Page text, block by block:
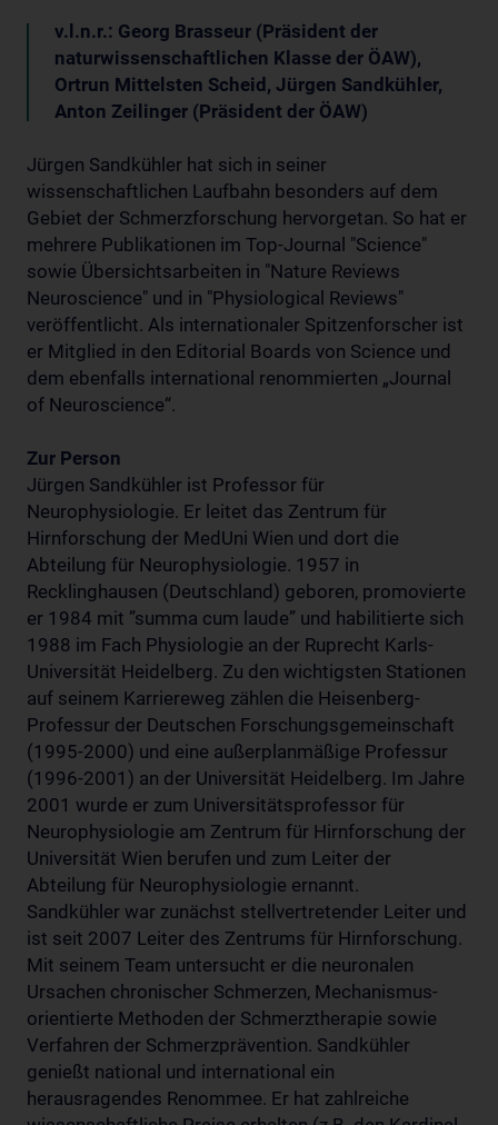
v.l.n.r.: Georg Brasseur (Präsident der
naturwissenschaftlichen Klasse der ÖAW),
Ortrun Mittelsten Scheid, Jürgen Sandkühler,
Anton Zeilinger (Präsident der ÖAW)
Jürgen Sandkühler hat sich in seiner
wissenschaftlichen Laufbahn besonders auf dem
Gebiet der Schmerzforschung hervorgetan. So hat er
mehrere Publikationen im Top-Journal "Science"
sowie Übersichtsarbeiten in "Nature Reviews
Neuroscience" und in "Physiological Reviews"
veröffentlicht. Als internationaler Spitzenforscher ist
er Mitglied in den Editorial Boards von Science und
dem ebenfalls international renommierten „Journal
of Neuroscience“.
Zur Person
Jürgen Sandkühler ist Professor für
Neurophysiologie. Er leitet das Zentrum für
Hirnforschung der MedUni Wien und dort die
Abteilung für Neurophysiologie. 1957 in
Recklinghausen (Deutschland) geboren, promovierte
er 1984 mit ”summa cum laude” und habilitierte sich
1988 im Fach Physiologie an der Ruprecht Karls-
Universität Heidelberg. Zu den wichtigsten Stationen
auf seinem Karriereweg zählen die Heisenberg-
Professur der Deutschen Forschungsgemeinschaft
(1995-2000) und eine außerplanmäßige Professur
(1996-2001) an der Universität Heidelberg. Im Jahre
2001 wurde er zum Universitätsprofessor für
Neurophysiologie am Zentrum für Hirnforschung der
Universität Wien berufen und zum Leiter der
Abteilung für Neurophysiologie ernannt.
Sandkühler war zunächst stellvertretender Leiter und
ist seit 2007 Leiter des Zentrums für Hirnforschung.
Mit seinem Team untersucht er die neuronalen
Ursachen chronischer Schmerzen, Mechanismus-
orientierte Methoden der Schmerztherapie sowie
Verfahren der Schmerzprävention. Sandkühler
genießt national und international ein
herausragendes Renommee. Er hat zahlreiche